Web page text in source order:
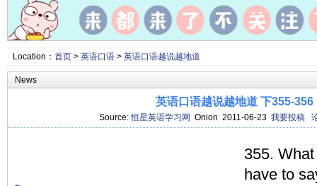
Location： 首页> 英语口语> 英语口语越说越地道
News
英语口语越说越地道 下355-356
Source:恒星英语学习网 Onion 2011-06-23 我要投稿
355.
have to